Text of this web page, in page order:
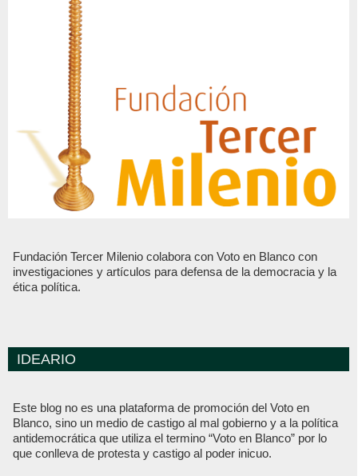
Fundación Tercer Milenio colabora con Voto en Blanco con
investigaciones y artículos para defensa de la democracia y la
ética política.
IDEARIO
Este blog no es una plataforma de promoción del Voto en
Blanco, sino un medio de castigo al mal gobierno y a la política
antidemocrática que utiliza el termino “Voto en Blanco” por lo
que conlleva de protesta y castigo al poder inicuo.